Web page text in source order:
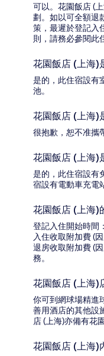
可以。花園飯店 (
劃。如以可全額退
策，最遲於登記入
則，請務必參閱此
花園飯店 (上海)
是的，此住宿設有
池。
花園飯店 (上海)
很抱歉，恕不准攜
花園飯店 (上海)
是的，此住宿設有
宿設有電動車充電
花園飯店 (上海)
登記入住開始時間
入住收取附加費 (
退房收取附加費 (
務。
花園飯店 (上海)
你可到網球場精進
善用酒店的其他設
店 (上海)亦備有花園
花園飯店 (上海)